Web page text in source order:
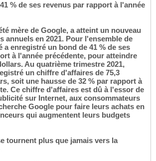
% de ses revenus par rapport à l'année
mère de Google, a atteint un nouveau
annuels en 2021. Pour l'ensemble de
a enregistré un bond de 41 % de ses
à l'année précédente, pour atteindre
Au quatrième trimestre 2021,
un chiffre d'affaires de 75,3
soit une hausse de 32 % par rapport à
Ce chiffre d'affaires est dû à l'essor de
sur Internet, aux consommateurs
Google pour faire leurs achats en
qui augmentent leurs budgets
tournent plus que jamais vers la